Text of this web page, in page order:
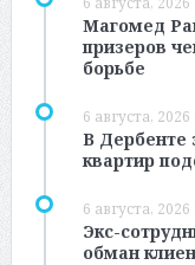
Магомед
призеров
борьбе
6 августа, 2026
В Дербенте
квартир
6 августа, 2026
Экс-
обман